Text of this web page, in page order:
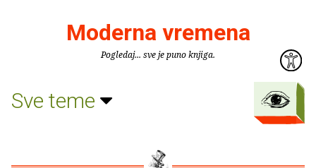
Moderna vremena
Pogledaj... sve je puno knjiga.
Sve teme